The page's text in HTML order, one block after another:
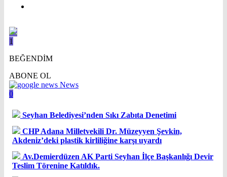
1
BEĞENDİM
ABONE OL
News
0
Seyhan Belediyesi’nden Sıkı Zabıta Denetimi
CHP Adana Milletvekili Dr. Müzeyyen Şevkin,
Akdeniz’deki plastik kirliliğine karşı uyardı
Av.Demierdüzen AK Parti Seyhan İlçe Başkanlığı Devir
Teslim Törenine Katıldık.